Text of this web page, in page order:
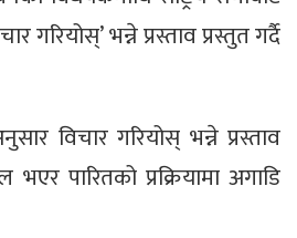
गरियोस्’ भन्ने प्रस्ताव प्रस्तुत गर्दै
विचार गरियोस् भन्ने प्रस्ताव
पारितको प्रक्रियामा अगाडि